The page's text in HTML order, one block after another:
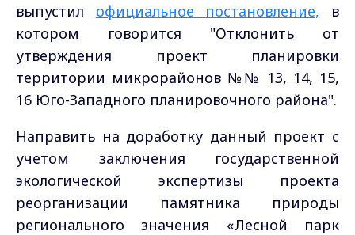
выпустил официальное постановление, в
котором говорится "Отклонить от
утверждения проект планировки
территории микрорайонов №№ 13, 14, 15,
16 Юго-Западного планировочного района".
Направить на доработку данный проект с
учетом заключения государственной
экологической экспертизы проекта
реорганизации памятника природы
регионального значения «Лесной парк